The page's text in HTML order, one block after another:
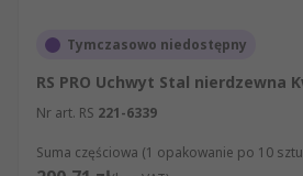
Tymczasowo niedostępny
RS PRO Uchwyt Stal nierdzewna
Nr art. RS 221-6339
Suma częściowa (1 opakowanie po 10